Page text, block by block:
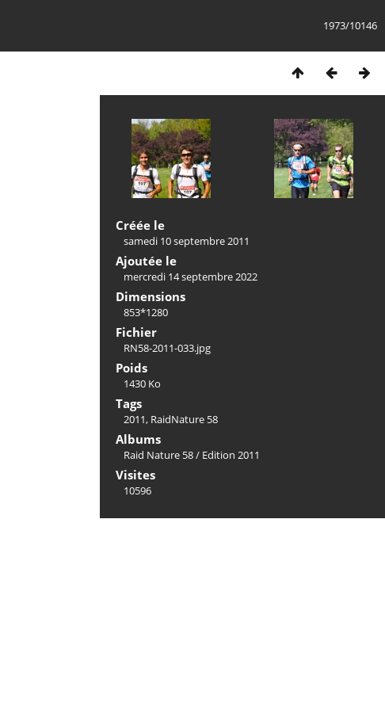
1973/10146
Créée le
samedi 10 septembre 2011
Ajoutée le
mercredi 14 septembre 2022
Dimensions
853*1280
Fichier
RN58-2011-033.jpg
Poids
1430 Ko
Tags
2011, RaidNature 58
Albums
Raid Nature 58/ Edition 2011
Visites
10596